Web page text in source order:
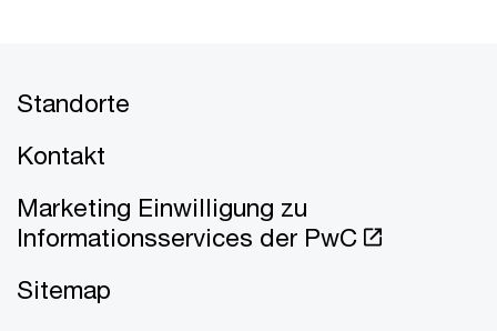
Standorte
Kontakt
Marketing Einwilligung zu
Informationsservices der PwC
Sitemap